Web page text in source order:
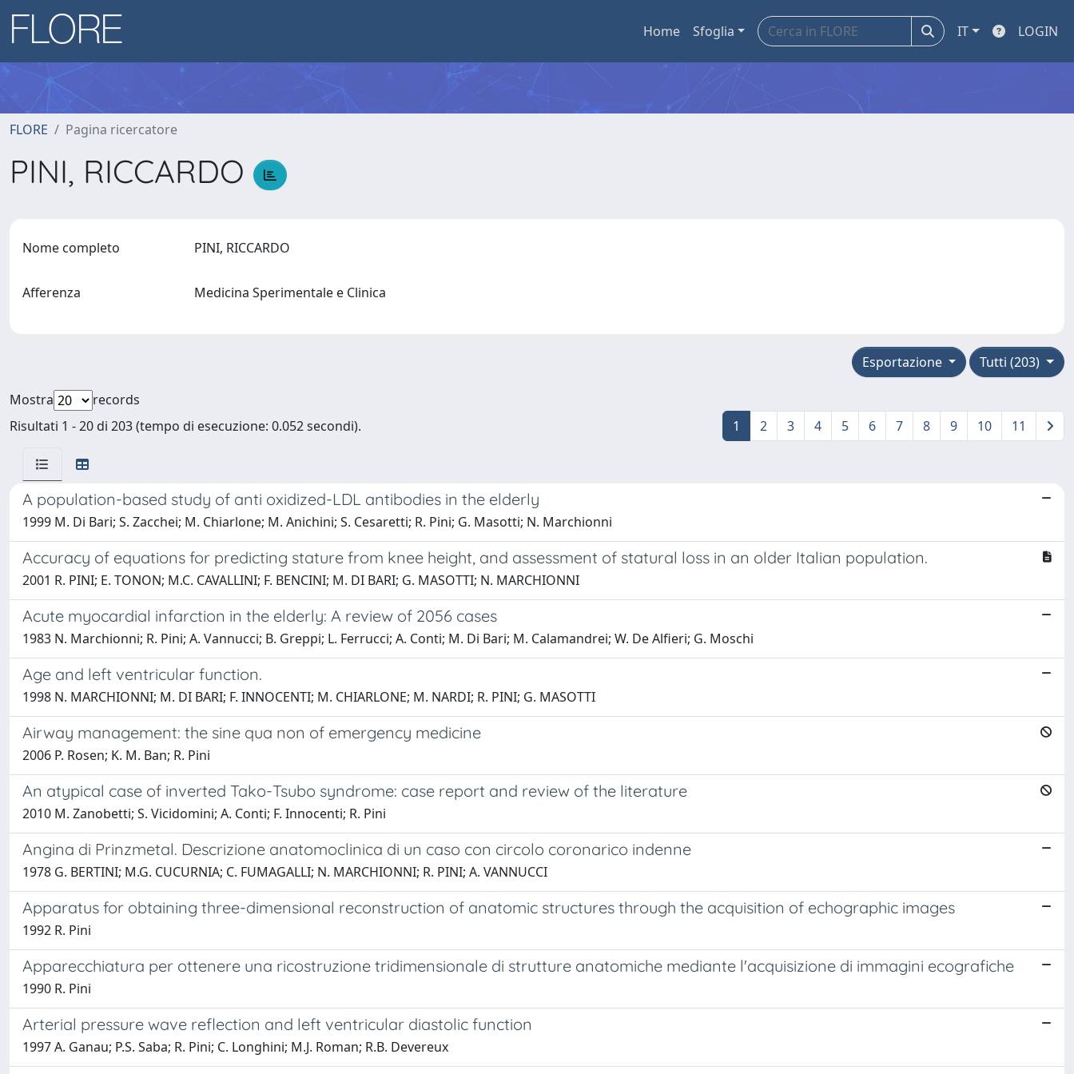
Home Sfoglia IT LOGIN
FLORE Pagina ricercatore
PINI, RICCARDO
Nome completo PINI, RICCARDO
Afferenza Medicina Sperimentale e Clinica
Tutti (203)
Esportazione
Mostra
records
Risultati 1 - 20 di 203 (tempo di esecuzione: 0.052 secondi).
1 2 3 4 5 6 7 8 9 10 11
A population-based study of anti oxidized-LDL antibodies in the elderly
1999 M. Di Bari; S. Zacchei; M. Chiarlone; M. Anichini; S. Cesaretti; R. Pini; G. Masotti; N. Marchionni
Accuracy of equations for predicting stature from knee height, and assessment of statural loss in an older Italian population.
2001 R. PINI; E. TONON; M.C. CAVALLINI; F. BENCINI; M. DI BARI; G. MASOTTI; N. MARCHIONNI
Acute myocardial infarction in the elderly: A review of 2056 cases
1983 N. Marchionni; R. Pini; A. Vannucci; B. Greppi; L. Ferrucci; A. Conti; M. Di Bari; M. Calamandrei; W. De Alfieri; G. Moschi
Age and left ventricular function.
1998 N. MARCHIONNI; M. DI BARI; F. INNOCENTI; M. CHIARLONE; M. NARDI; R. PINI; G. MASOTTI
Airway management: the sine qua non of emergency medicine
2006 P. Rosen; K. M. Ban; R. Pini
An atypical case of inverted Tako-Tsubo syndrome: case report and review of the literature
2010 M. Zanobetti; S. Vicidomini; A. Conti; F. Innocenti; R. Pini
Angina di Prinzmetal. Descrizione anatomoclinica di un caso con circolo coronarico indenne
1978 G. BERTINI; M.G. CUCURNIA; C. FUMAGALLI; N. MARCHIONNI; R. PINI; A. VANNUCCI
Apparatus for obtaining three-dimensional reconstruction of anatomic structures through the acquisition of echographic images
1992 R. Pini
Apparecchiatura per ottenere una ricostruzione tridimensionale di strutture anatomiche mediante l'acquisizione di immagini ecografiche
1990 R. Pini
Arterial pressure wave reflection and left ventricular diastolic function
1997 A. Ganau; P.S. Saba; R. Pini; C. Longhini; M.J. Roman; R.B. Devereux